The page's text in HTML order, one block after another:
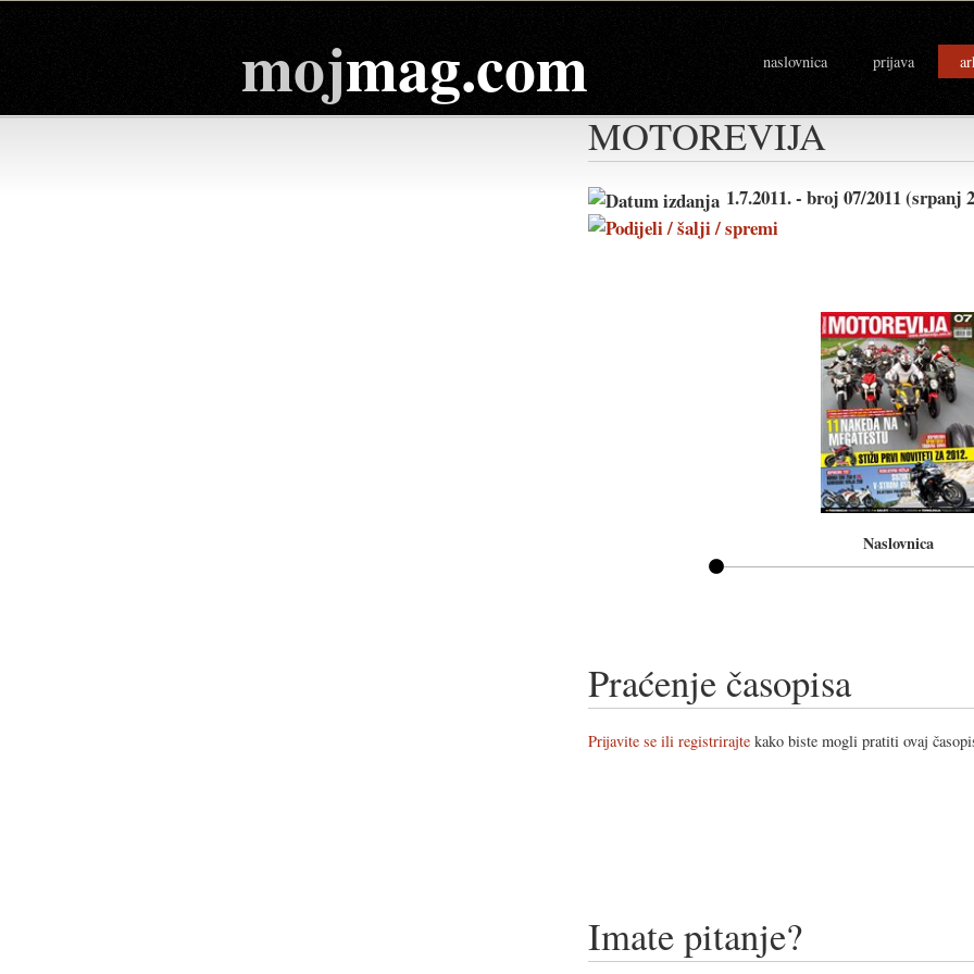
mojmag.com naslovnica prijava
MOTOREVIJA
1.7.2011. - broj 07/2011
Naslovnica
Praćenje časopisa
Prijavite se ili registrirajte kako biste mogli pratiti ovaj
Imate pitanje?